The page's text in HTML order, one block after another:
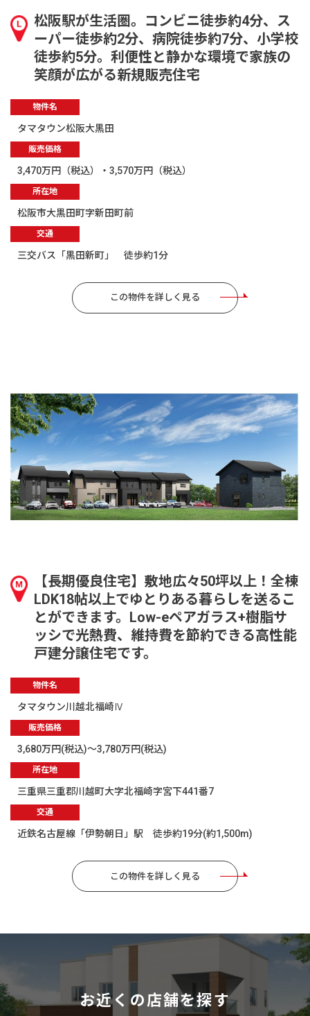
松阪駅が生活圏。コンビニ徒歩約4分、ス
ーパー徒歩約2分、病院徒歩約7分、小学校
徒歩約5分。利便性と静かな環境で家族の
笑顔が広がる新規販売住宅
物件名
タマタウン松阪大黒田
販売価格
3,470万円（税込）・3,570万円（税込）
所在地
松阪市大黒田町字新田町前
交通
三交バス「黒田新町」 徒歩約1分
この物件を詳しく見る
【長期優良住宅】敷地広々50坪以上！全棟
LDK18帖以上でゆとりある暮らしを送るこ
とができます。Low-eペアガラス+樹脂サ
ッシで光熱費、維持費を節約できる高性能
戸建分譲住宅です。
物件名
タマタウン川越北福崎Ⅳ
販売価格
3,680万円(税込)～3,780万円(税込)
所在地
三重県三重郡川越町大字北福崎字宮下441番7
交通
近鉄名古屋線「伊勢朝日」駅 徒歩約19分(約1,500m)
この物件を詳しく見る
お近くの店舗を探す